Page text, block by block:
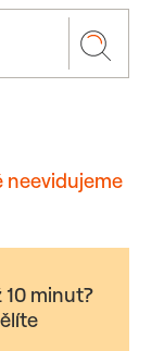
neevidujeme
10 minut?